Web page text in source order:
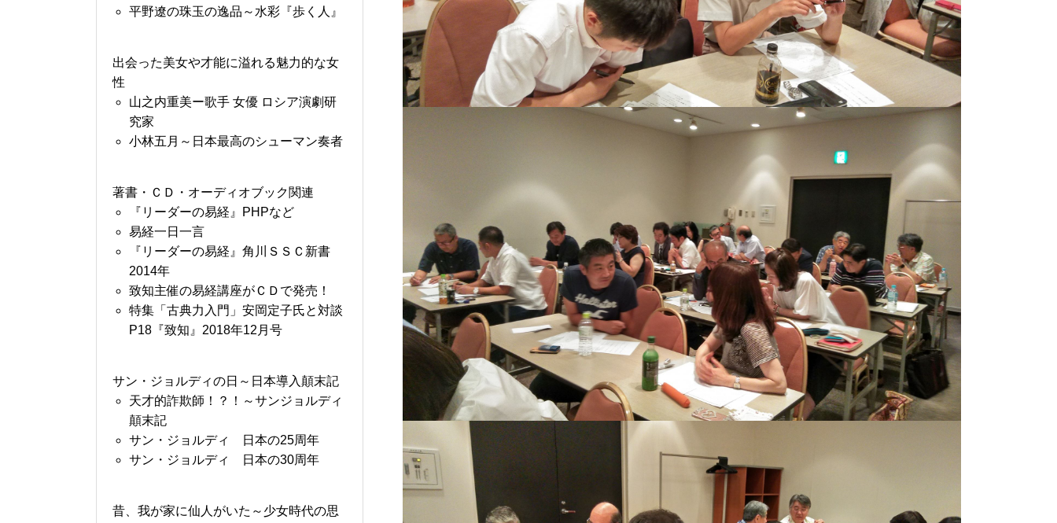
平野遼の珠玉の逸品～水彩『歩く人』
出会った美女や才能に溢れる魅力的な女
性
山之内重美ー歌手 女優 ロシア演劇研
究家
小林五月～日本最高のシューマン奏者
著書・ＣＤ・オーディオブック関連
『リーダーの易経』PHPなど
易経一日一言
『リーダーの易経』角川ＳＳＣ新書
2014年
致知主催の易経講座がＣＤで発売！
特集「古典力入門」安岡定子氏と対談
P18『致知』2018年12月号
サン・ジョルディの日～日本導入顛末記
天才的詐欺師！？！～サンジョルディ
顛末記
サン・ジョルディ 日本の25周年
サン・ジョルディ 日本の30周年
昔、我が家に仙人がいた～少女時代の思